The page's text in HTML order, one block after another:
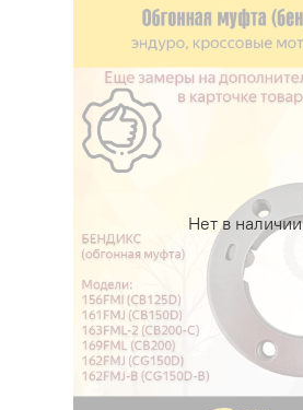
Нет в наличии